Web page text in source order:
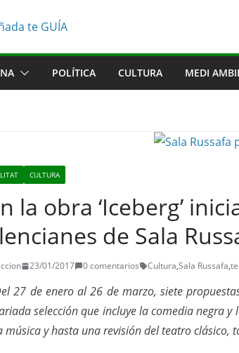
POLÍTICA CULTURA MEDI
CULTURA
la obra ‘Iceberg’
de Sala
23/01/2017 0 comentarios Cultura,Sala Russafa,
27 de enero al 26 de marzo, siete
selección que incluye la comedia negra
música y hasta una revisión del teatro clásico,